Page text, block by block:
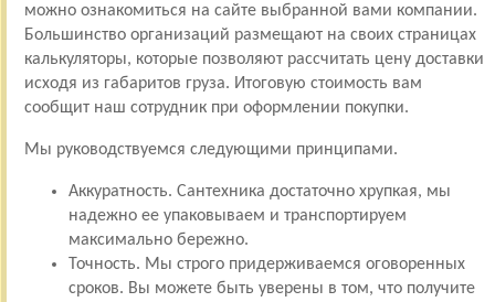
можно ознакомиться на сайте выбранной вами компании.
Большинство организаций размещают на своих страницах
калькуляторы, которые позволяют рассчитать цену доставки
исходя из габаритов груза. Итоговую стоимость вам
сообщит наш сотрудник при оформлении покупки.
Мы руководствуемся следующими принципами.
Аккуратность. Сантехника достаточно хрупкая, мы
надежно ее упаковываем и транспортируем
максимально бережно.
Точность. Мы строго придерживаемся оговоренных
сроков. Вы можете быть уверены в том, что получите